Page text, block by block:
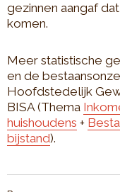
gezinnen aangaf
komen.
Meer statistische
en de
Hoofdstedelijk
BISA (Thema
huishoudens +
bijstand).